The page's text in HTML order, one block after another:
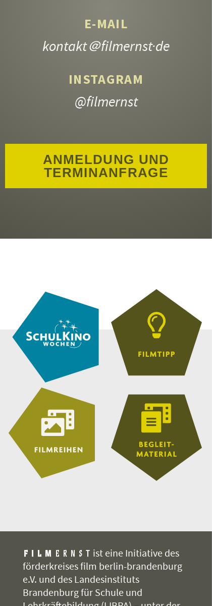
E-MAIL
kontakt＠filmernst·de
INSTAGRAM
@filmernst
ANMELDUNG UND
TERMINANFRAGE
ist eine Initiative des
förderkreises film berlin-brandenburg
e.V. und des Landesinstituts
Brandenburg für Schule und